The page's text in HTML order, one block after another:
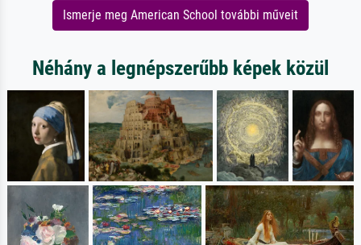
Ismerje meg American School további műveit
Néhány a legnépszerűbb képek közül